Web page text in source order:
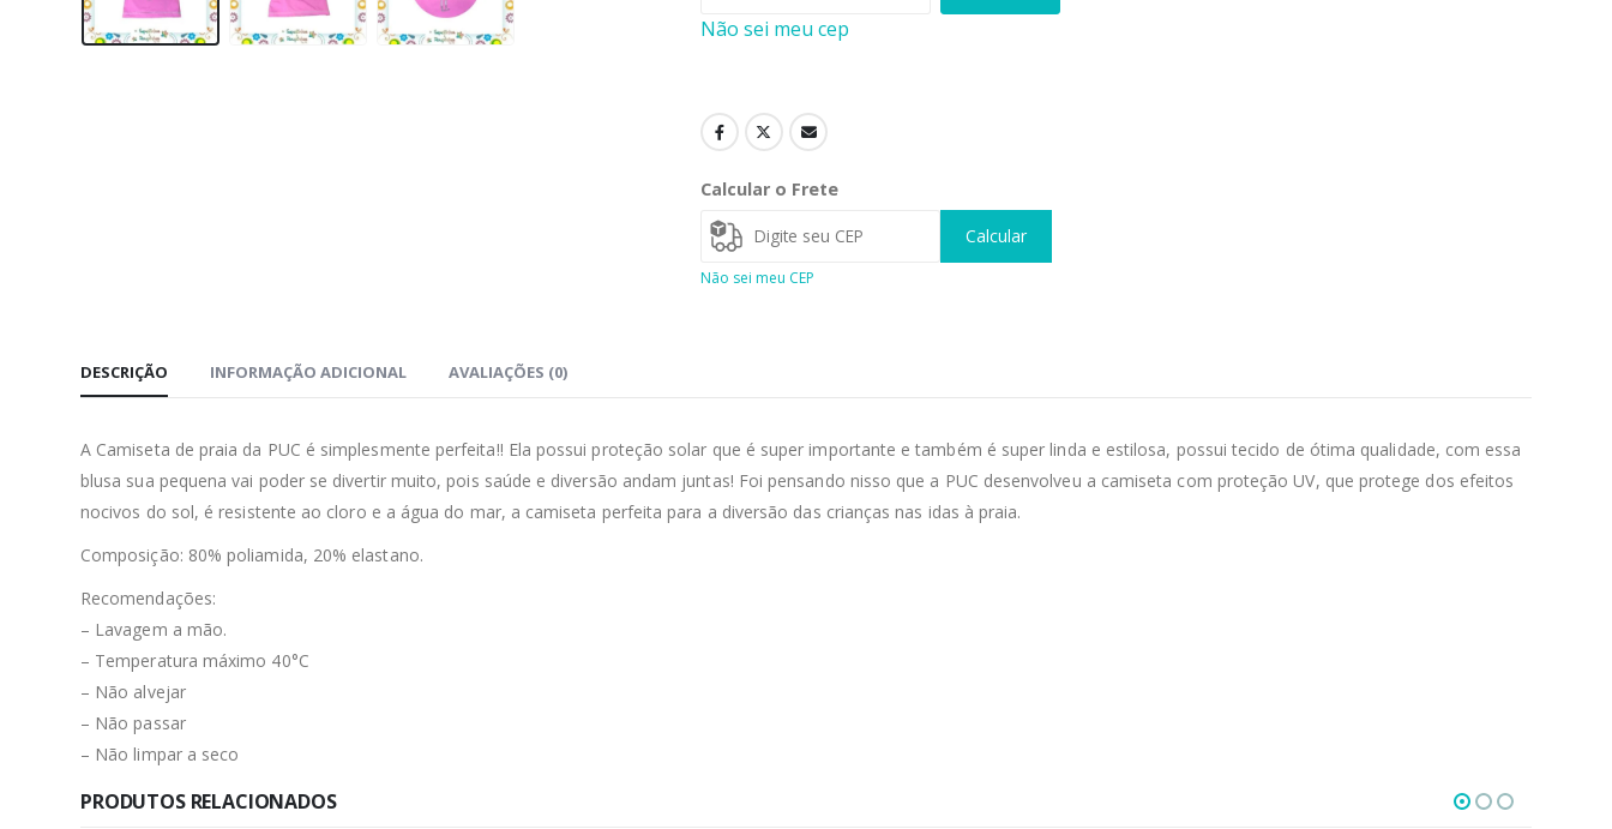
Não sei meu cep
Calcular o Frete
Calcular
Não sei meu CEP
DESCRIÇÃO INFORMAÇÃO ADICIONAL AVALIAÇÕES (0)
A Camiseta de praia da PUC é simplesmente perfeita!! Ela possui proteção solar que é super importante e também é super linda e estilosa, possui tecido de ótima qualidade, com essa
blusa sua pequena vai poder se divertir muito, pois saúde e diversão andam juntas! Foi pensando nisso que a PUC desenvolveu a camiseta com proteção UV, que protege dos efeitos
nocivos do sol, é resistente ao cloro e a água do mar, a camiseta perfeita para a diversão das crianças nas idas à praia.
Composição: 80% poliamida, 20% elastano.
Recomendações:
– Lavagem a mão.
– Temperatura máximo 40°C
– Não alvejar
– Não passar
– Não limpar a seco
PRODUTOS RELACIONADOS